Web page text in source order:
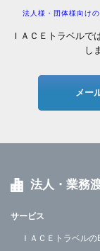
法人様・団体様向け
ＩＡＣＥトラベルで
し
メー
法人・業務
サービス
ＩＡＣＥトラベルの